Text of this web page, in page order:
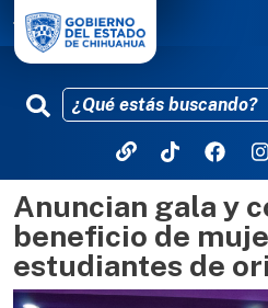
Anuncian gala y
beneficio de
estudiantes de